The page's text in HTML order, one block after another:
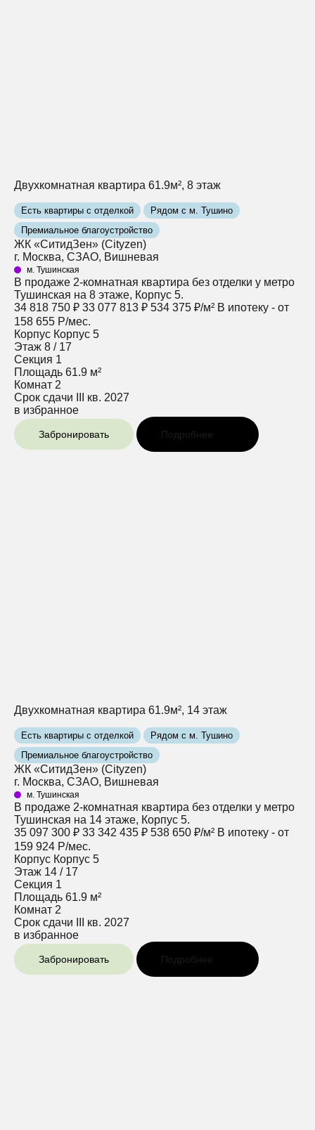
Двухкомнатная квартира 61.9м², 8 этаж
Есть квартиры с отделкой
Рядом с м. Тушино
Премиальное благоустройство
ЖК «СитидЗен» (Cityzen)
г. Москва, СЗАО, Вишневая
м. Тушинская
В продаже 2-комнатная квартира без отделки у метро
Тушинская на 8 этаже, Корпус 5.
34 818 750 ₽ 33 077 813 ₽ 534 375 ₽/м² В ипотеку - от
158 655 Р/мес.
Корпус Корпус 5
Этаж 8 / 17
Секция 1
Площадь 61.9 м²
Комнат 2
Срок сдачи
III кв. 2027
в избранное
Забронировать Подробнее
Двухкомнатная квартира 61.9м², 14 этаж
Есть квартиры с отделкой
Рядом с м. Тушино
Премиальное благоустройство
ЖК «СитидЗен» (Cityzen)
г. Москва, СЗАО, Вишневая
м. Тушинская
В продаже 2-комнатная квартира без отделки у метро
Тушинская на 14 этаже, Корпус 5.
35 097 300 ₽ 33 342 435 ₽ 538 650 ₽/м² В ипотеку - от
159 924 Р/мес.
Корпус Корпус 5
Этаж 14 / 17
Секция 1
Площадь 61.9 м²
Комнат 2
Срок сдачи
III кв. 2027
в избранное
Забронировать Подробнее